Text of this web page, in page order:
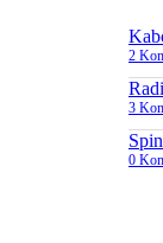
2
3
0